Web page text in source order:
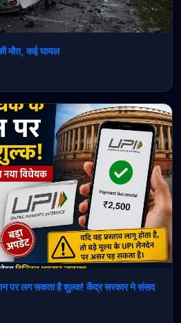
मौत, कई घायल
पर लग सकता है शुल्क! केंद्र सरकार ने संसद